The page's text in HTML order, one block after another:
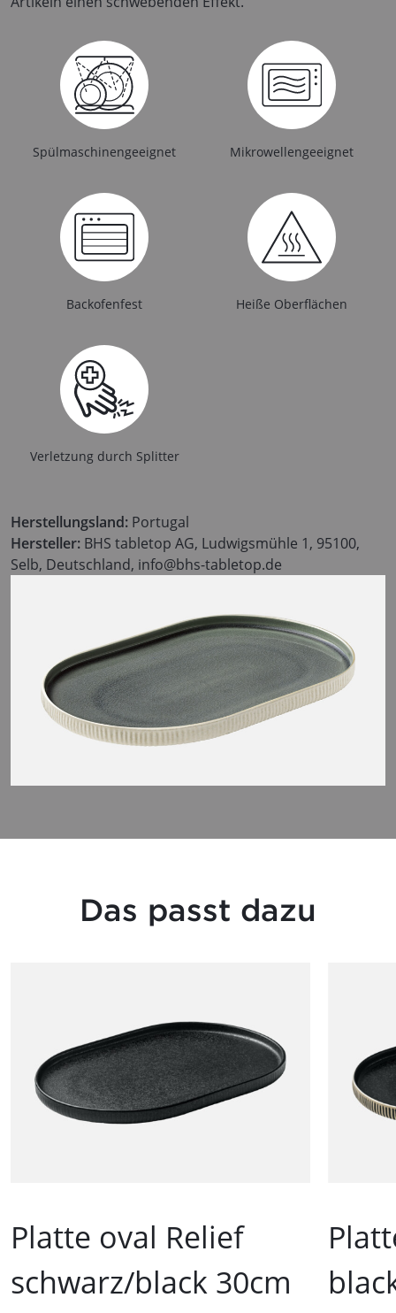
Spülmaschinengeeignet Mikrowellengeeignet
Backofenfest Heiße Oberflächen
Verletzung durch Splitter
Herstellungsland: Portugal
Hersteller: BHS tabletop AG, Ludwigsmühle 1, 95100,
Selb, Deutschland, info@bhs-tabletop.de
Das passt dazu
Platte oval Relief
schwarz/black 30cm